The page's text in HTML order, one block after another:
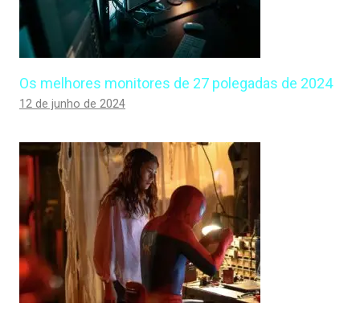
Os melhores monitores de 27 polegadas de 2024
12 de junho de 2024